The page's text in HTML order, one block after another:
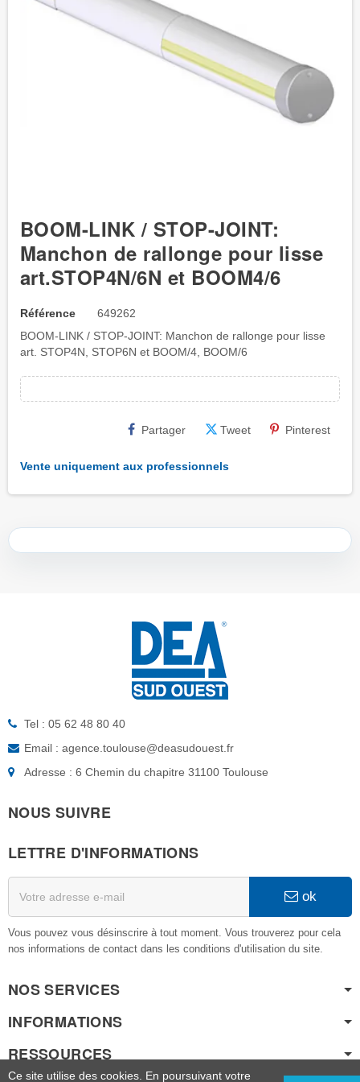
BOOM-LINK / STOP-JOINT:
Manchon de rallonge pour lisse
art.STOP4N/6N et BOOM4/6
Référence
649262
BOOM-LINK / STOP-JOINT: Manchon de rallonge pour lisse
art. STOP4N, STOP6N et BOOM/4, BOOM/6
Partager Tweet Pinterest
Vente uniquement aux professionnels
Tel : 05 62 48 80 40
Email : agence.toulouse@deasudouest.fr
Adresse : 6 Chemin du chapitre 31100 Toulouse
NOUS SUIVRE
LETTRE D'INFORMATIONS
ok
Vous pouvez vous désinscrire à tout moment. Vous trouverez pour cela
nos informations de contact dans les conditions d'utilisation du site.
NOS SERVICES
INFORMATIONS
RESSOURCES
Ce site utilise des cookies. En poursuivant votre